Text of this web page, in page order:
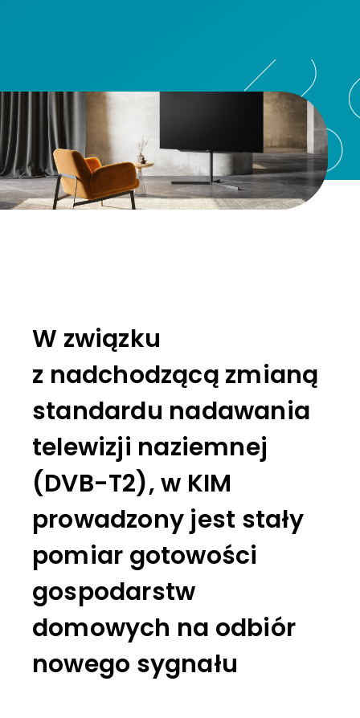
W związku
z nadchodzącą zmianą
standardu nadawania
telewizji naziemnej
(DVB-T2), w KIM
prowadzony jest stały
pomiar gotowości
gospodarstw
domowych na odbiór
nowego sygnału